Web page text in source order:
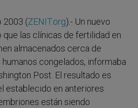
2003 (ZENIT.org).- Un nuevo
que las clínicas de fertilidad en
almacenados cerca de
congelados, informaba
Post. El resultado es
establecido en anteriores
están siendo